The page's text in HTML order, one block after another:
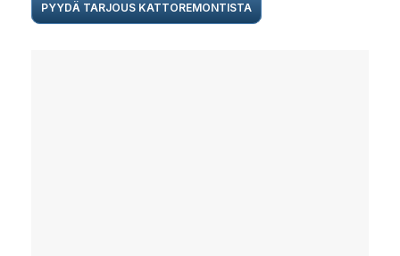
PYYDÄ TARJOUS KATTOREMONTISTA